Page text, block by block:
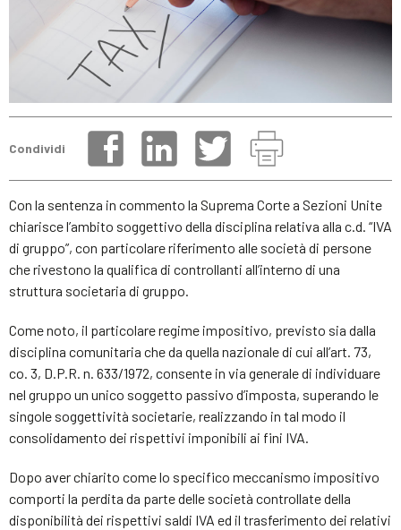
Condividi
Con la sentenza in commento la Suprema Corte a Sezioni Unite
chiarisce l’ambito soggettivo della disciplina relativa alla c.d. “IVA
di gruppo”, con particolare riferimento alle società di persone
che rivestono la qualifica di controllanti all’interno di una
struttura societaria di gruppo.
Come noto, il particolare regime impositivo, previsto sia dalla
disciplina comunitaria che da quella nazionale di cui all’art. 73,
co. 3, D.P.R. n. 633/1972, consente in via generale di individuare
nel gruppo un unico soggetto passivo d’imposta, superando le
singole soggettività societarie, realizzando in tal modo il
consolidamento dei rispettivi imponibili ai fini IVA.
Dopo aver chiarito come lo specifico meccanismo impositivo
comporti la perdita da parte delle società controllate della
disponibilità dei rispettivi saldi IVA ed il trasferimento dei relativi